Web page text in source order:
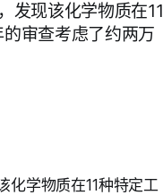
发现该化学物质在11
审查考虑了约两万
化学物质在11种特定工